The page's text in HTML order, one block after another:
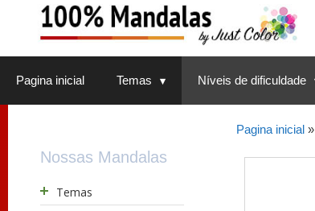
Pagina inicial Temas Níveis de dificuldade
Pagina inicial»
Nossas Mandalas
Temas